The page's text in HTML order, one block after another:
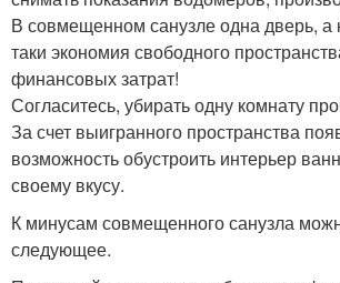
В совмещенном санузле одна дверь, а
таки экономия свободного
финансовых затрат!
Согласитесь, убирать одну комнату
За счет выигранного пространства
возможность обустроить интерьер
своему вкусу.
К минусам совмещенного санузла
следующее.